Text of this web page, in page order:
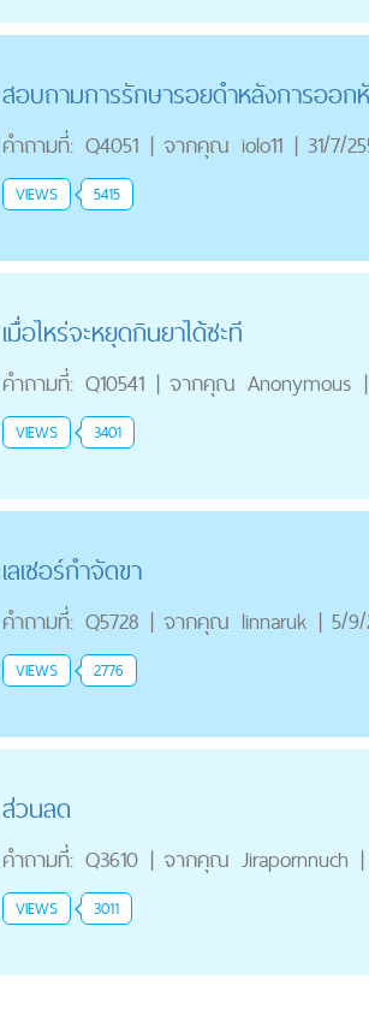
สอบถามการรักษารอยดำหลังการออก
คำถามที่: Q4051 | จากคุณ iolo11 | 31/7/
VIEWS 5415
เมื่อไหร่จะหยุดกินยาได้ซะที
คำถามที่: Q10541 | จากคุณ Anonymous |
VIEWS 3401
เลเซอร์กำจัดขา
คำถามที่: Q5728 | จากคุณ linnaruk | 5/
VIEWS 2776
ส่วนลด
คำถามที่: Q3610 | จากคุณ Jirapornnuch |
VIEWS 3011